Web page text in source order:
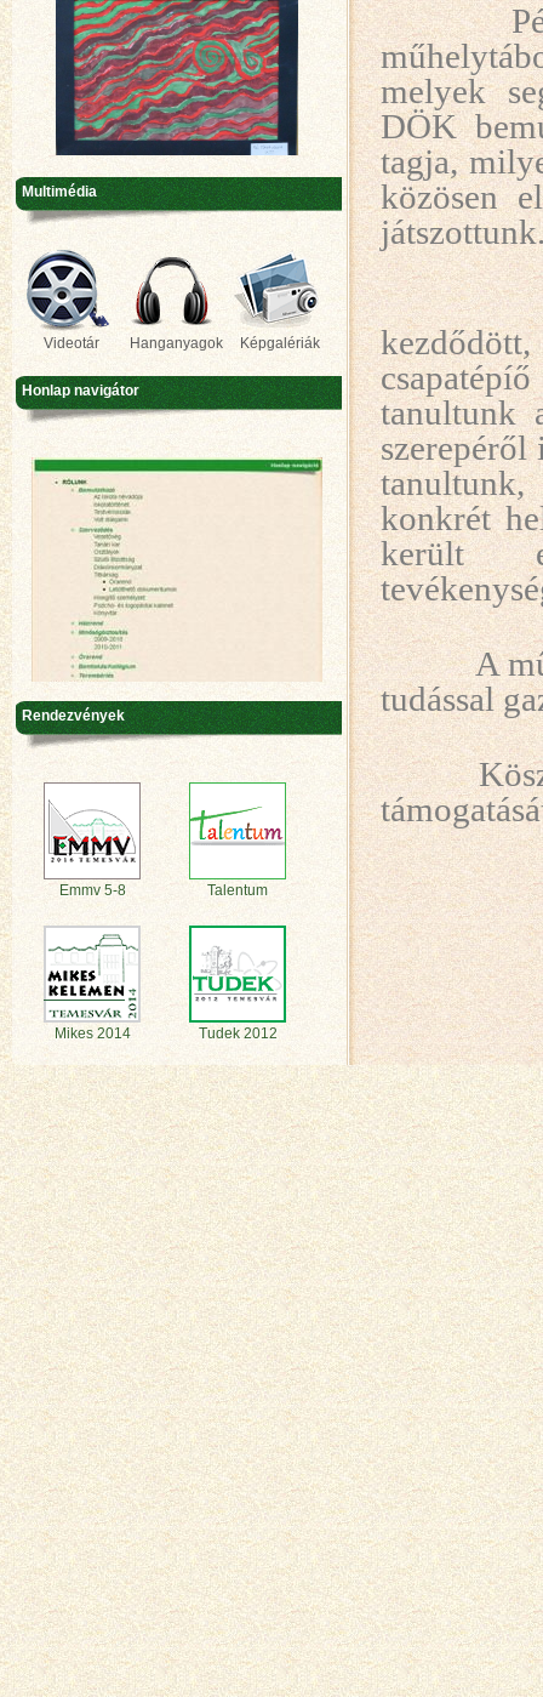
melyek
DÖK
tagja,
közösen
tanultunk
szerepéről
konkrét
került
A
tudással
Multimédia
Videotár Hanganyagok Képgalériák
Honlap navigátor
Rendezvények
Emmv 5-8 Talentum
Mikes 2014 Tudek 2012